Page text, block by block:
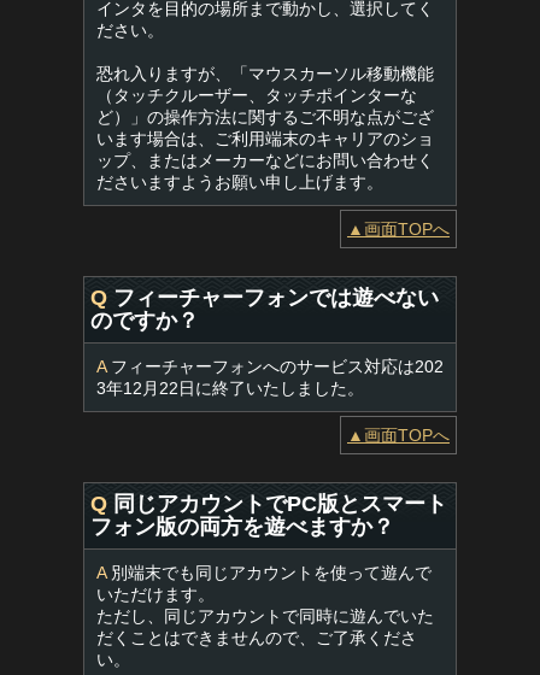
インタを目的の場所まで動かし、選択してく
ださい。
恐れ入りますが、「マウスカーソル移動機能
（タッチクルーザー、タッチポインターな
ど）」の操作方法に関するご不明な点がござ
います場合は、ご利用端末のキャリアのショ
ップ、またはメーカーなどにお問い合わせく
ださいますようお願い申し上げます。
▲画面TOPへ
Q フィーチャーフォンでは遊べない
のですか？
Aフィーチャーフォンへのサービス対応は202
3年12月22日に終了いたしました。
▲画面TOPへ
Q 同じアカウントでPC版とスマート
フォン版の両方を遊べますか？
A別端末でも同じアカウントを使って遊んで
いただけます。
ただし、同じアカウントで同時に遊んでいた
だくことはできませんので、ご了承くださ
い。